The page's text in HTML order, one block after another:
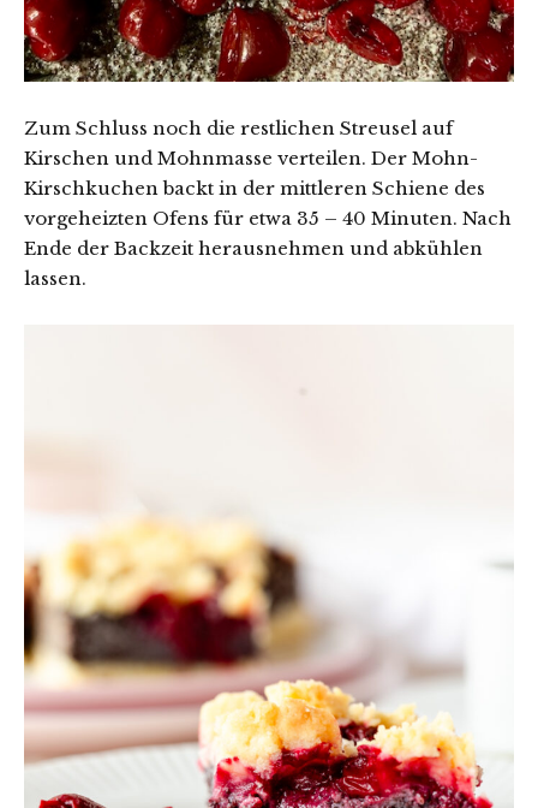
Zum Schluss noch die restlichen Streusel auf
Kirschen und Mohnmasse verteilen. Der Mohn-
Kirschkuchen backt in der mittleren Schiene des
vorgeheizten Ofens für etwa 35 – 40 Minuten. Nach
Ende der Backzeit herausnehmen und abkühlen
lassen.